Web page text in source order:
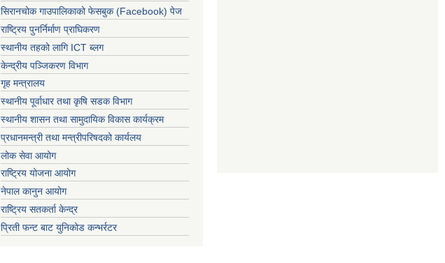
सिरानचोक गाउपालिकाको फेसबुक (Facebook) पेज
राष्ट्रिय पुनर्निर्माण प्राघिकरण
स्थानीय तहको लागि ICT ब्लग
केन्द्रीय पञ्जिकरण विभाग
गृह मन्त्रालय
स्थानीय पूर्वाधार तथा कृषि सडक विभाग
स्थानीय शासन तथा सामुदायिक विकास कार्यक्रम
प्रधानमन्त्री तथा मन्त्रीपरिषदको कार्यलय
लोक सेवा आयोग
राष्ट्रिय योजना आयोग
नेपाल कानुन आयोग
राष्ट्रिय सतकर्ता केन्द्र
प्रिती फन्ट बाट युनिकोड कन्भर्रटर